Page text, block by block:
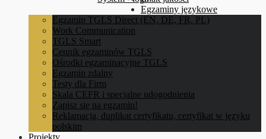
Egzaminy językowe
Egzamin TGLS Direct (EN, DE, FR, PL)
Work Communication
TGLS Smart
Cennik egzaminów TGLS
Ośrodki egzaminacyjne TGLS
Egzamin zdalny
Testy dla Firm
Skala CEFR i specjalne udogodnienia
Zapisz się na egzamin!
Reklamacja, duplikat certyfikatu, certyfikat w języku
polskim
Projekty